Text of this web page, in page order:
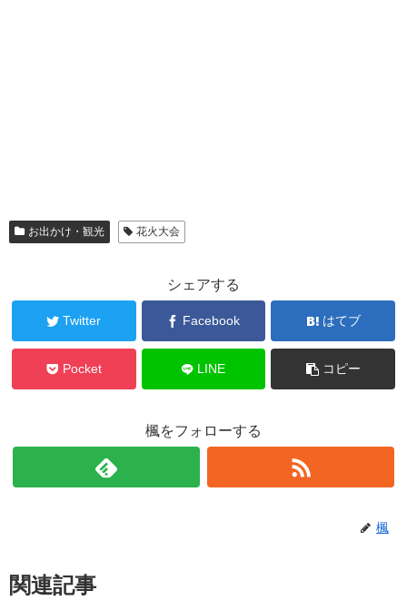
お出かけ・観光 花火大会
シェアする
Twitter Facebook はてブ
Pocket LINE コピー
楓をフォローする
楓
関連記事